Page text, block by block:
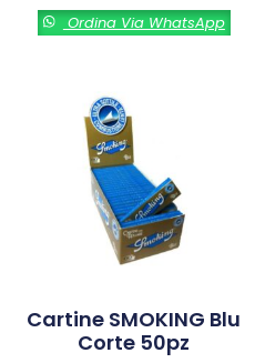
Ordina Via WhatsApp
Cartine SMOKING Blu
Corte 50pz